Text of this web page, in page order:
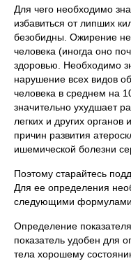
Для чего необходимо
избавиться от липших
безобидны. Ожирение не
человека (иногда оно
здоровью. Необходимо
нарушение всех видов
человека в среднем на
значительно ухудшает
легких и других
причин развития
ишемической болезни
Поэтому старайтесь
Для ее определения
следующими формулами.
Определение
показатель удобен для
тела хорошему